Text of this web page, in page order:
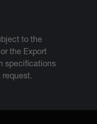
to the
the Export
specifications